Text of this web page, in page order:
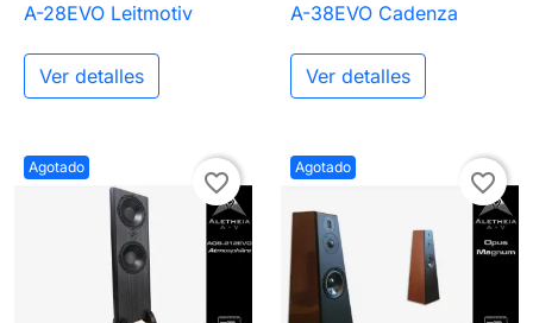
A-28EVO Leitmotiv
Ver detalles
A-38EVO Cadenza
Ver detalles
Agotado
favorite_border
Agotado
favorite_border